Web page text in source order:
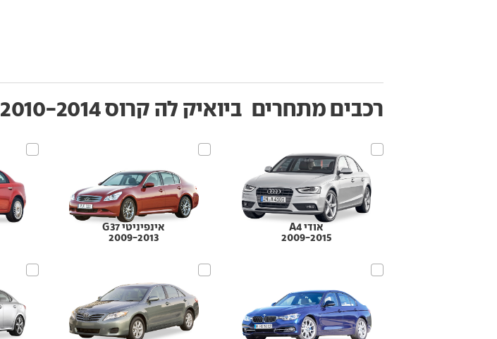
רכבים מתחרים ביואיק לה קרוס‏ 2010-2014
אודי A4
2009-2015
אינפיניטי G37
2009-2013